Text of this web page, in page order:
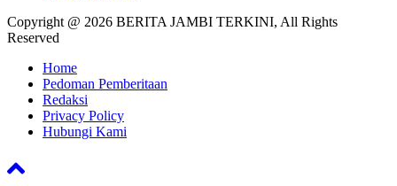
Copyright @ 2026 BERITA JAMBI TERKINI, All Rights
Reserved
Home
Pedoman Pemberitaan
Redaksi
Privacy Policy
Hubungi Kami